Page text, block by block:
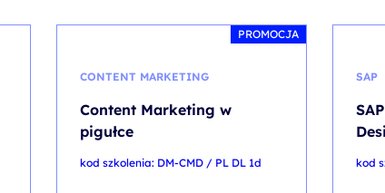
PROMOCJA
CONTENT MARKETING
Content Marketing w
pigułce
kod szkolenia: DM-CMD / PL DL 1d
SAP
kod